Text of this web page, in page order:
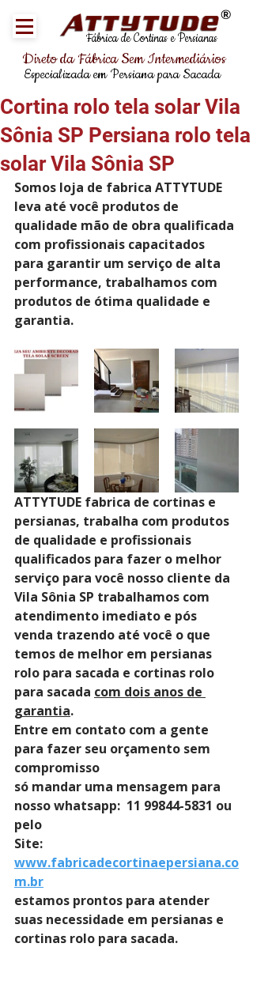
Fábrica de Cortinas e Persianas
®
Direto da Fábrica Sem Intermediários
Especializada em Persiana para Sacada
Cortina rolo tela solar Vila
Sônia SP Persiana rolo tela
solar Vila Sônia SP
Somos loja de fabrica ATTYTUDE
leva até você produtos de
qualidade mão de obra qualificada
com profissionais capacitados
para garantir um serviço de alta
performance, trabalhamos com
produtos de ótima qualidade e
garantia.
ATTYTUDE fabrica de cortinas e
persianas, trabalha com produtos
de qualidade e profissionais
qualificados para fazer o melhor
serviço para você nosso cliente da
Vila Sônia SP trabalhamos com
atendimento imediato e pós
venda trazendo até você o que
temos de melhor em persianas
rolo para sacada e cortinas rolo
para sacada com dois anos de
garantia.
Entre em contato com a gente
para fazer seu orçamento sem
compromisso
só mandar uma mensagem para
nosso whatsapp:  11 99844-5831 ou
pelo
Site:
www.fabricadecortinaepersiana.co
m.br
estamos prontos para atender
suas necessidade em persianas e
cortinas rolo para sacada.